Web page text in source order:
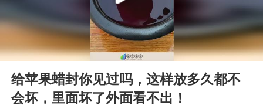
多所高校取消艺考
云南一地村民过火把节意外灼伤16人
名记：凯文·乐福有意加盟76人
泰国初中生饮弹自尽前开了26枪
22岁女生独闯南太行失联12天
Play
00:00 00:12
给苹果蜡封你见过吗，这样放多久都不
会坏，里面坏了外面看不出！